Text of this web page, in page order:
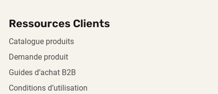
Ressources Clients
Catalogue produits
Demande produit
Guides d’achat B2B
Conditions d’utilisation